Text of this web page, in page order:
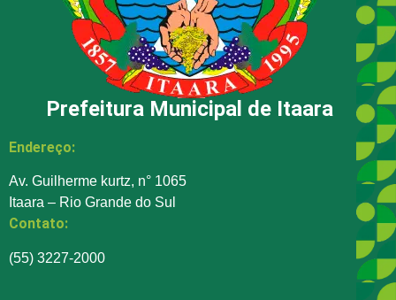
Prefeitura Municipal de Itaara
Endereço:
Av. Guilherme kurtz, n° 1065
Itaara – Rio Grande do Sul
Contato:
(55) 3227-2000